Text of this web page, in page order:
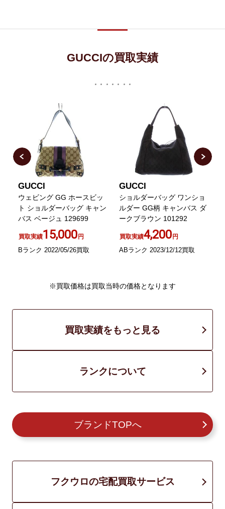
GUCCIの買取実績
GUCCI
ウェビング GG ホースビッ
ト ショルダーバッグ キャン
バス ベージュ 129699
買取実績15,000円
Bランク 2022/05/26買取
GUCCI
ショルダーバッグ ワンショ
ルダー GG柄 キャンバス ダ
ークブラウン 101292
買取実績4,200円
ABランク 2023/12/12買取
※買取価格は買取当時の価格となります
買取実績をもっと見る
ランクについて
ブランドTOPへ
フクウロの宅配買取サービス